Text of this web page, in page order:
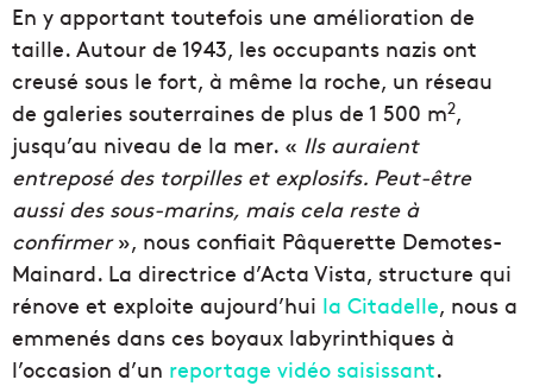
En y apportant toutefois une amélioration de
taille. Autour de 1943, les occupants nazis ont
creusé sous le fort, à même la roche, un réseau
de galeries souterraines de plus de 1 500 m2,
jusqu’au niveau de la mer. « Ils auraient
entreposé des torpilles et explosifs. Peut-être
aussi des sous-marins, mais cela reste à
confirmer», nous confiait Pâquerette Demotes-
Mainard. La directrice d’Acta Vista, structure qui
rénove et exploite aujourd’hui la Citadelle, nous a
emmenés dans ces boyaux labyrinthiques à
l’occasion d’un reportage vidéo saisissant.